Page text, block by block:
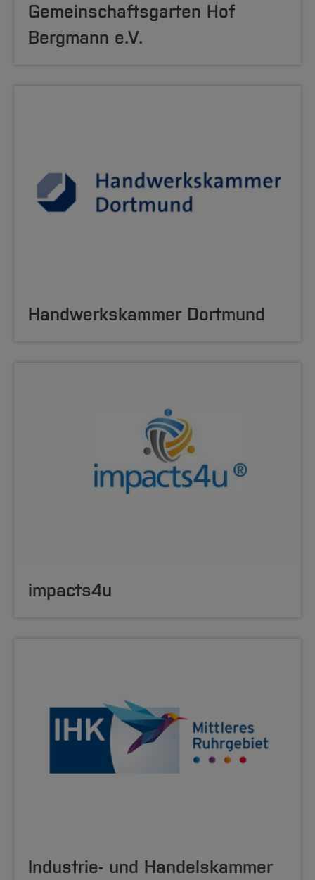
Gemeinschaftsgarten Hof
Bergmann e.V.
Handwerkskammer Dortmund
impacts4u
Industrie- und Handelskammer